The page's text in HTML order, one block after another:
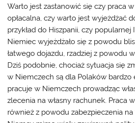
Warto jest zastanowić się czy praca
opłacalna, czy warto jest wyjeżdżać
przykład do Hiszpanii, czy
Niemiec wyjeżdżało się z powodu
łatwego dojazdu, rzadziej z powodu
Dziś podobnie, chociaż sytuacja się
w Niemczech są dla Polaków bardzo
pracuje w Niemczech prowadząc
zlecenia na własny rachunek. Praca
również z powodu zabezpieczenia